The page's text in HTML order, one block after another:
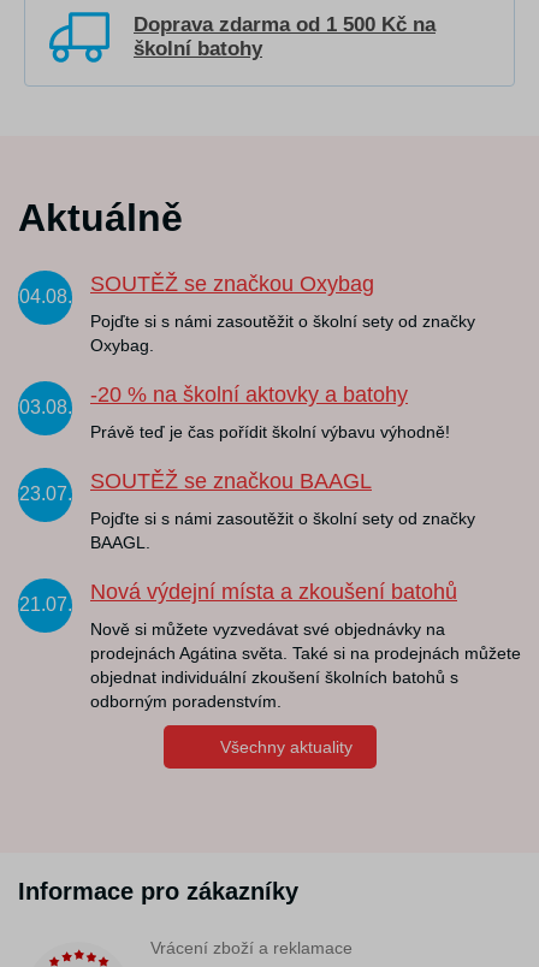
Doprava zdarma od 1 500 Kč na
školní batohy
Aktuálně
04.08.
SOUTĚŽ se značkou Oxybag
Pojďte si s námi zasoutěžit o školní sety od značky
Oxybag.
03.08.
-20 % na školní aktovky a batohy
Právě teď je čas pořídit školní výbavu výhodně!
23.07.
SOUTĚŽ se značkou BAAGL
Pojďte si s námi zasoutěžit o školní sety od značky
BAAGL.
21.07.
Nová výdejní místa a zkoušení batohů
Nově si můžete vyzvedávat své objednávky na
prodejnách Agátina světa. Také si na prodejnách můžete
objednat individuální zkoušení školních batohů s
odborným poradenstvím.
Všechny aktuality
Informace pro zákazníky
Vrácení zboží a reklamace